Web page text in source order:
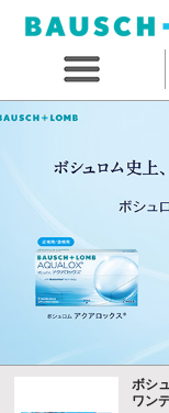
ボシ
ワン